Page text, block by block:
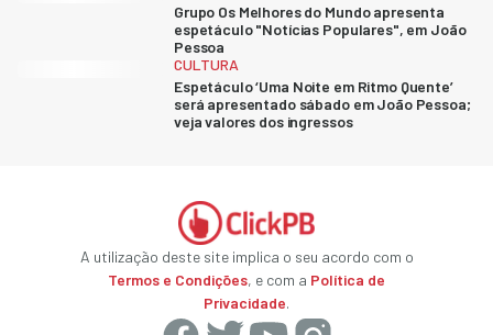
Grupo Os Melhores do Mundo apresenta
espetáculo "Notícias Populares", em João
Pessoa
CULTURA
Espetáculo ‘Uma Noite em Ritmo Quente’
será apresentado sábado em João Pessoa;
veja valores dos ingressos
A utilização deste site implica o seu acordo com o
Termos e Condições, e com a Política de
Privacidade.